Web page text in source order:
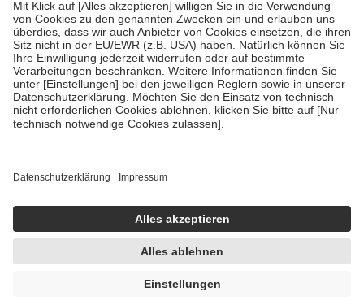
fallenkeine Zuzahlungenan bei:
• Kindern und Jugendlichen bis zum vollendeten 18. Lebensjahr
mit Ausnahme der Fahrkosten
• Untersuchungen zur Vorsorge und Früherkennung, die von der
GKV getragen werden
• empfohlenen Schutzimpfungen
• Harn- und Blutteststreifen
getroffen, um sicherzustellen, dass es sich um echte Bewertungen
https://help.etrusted.com/hc/de/articles/4419944605341
Einige Bilder und Inhalte wurden unter Zuhilfenahme künstlicher